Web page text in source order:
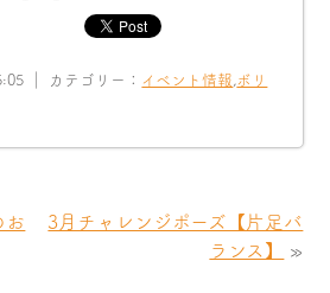
｜ カテゴリー： イベント情報 ,ボリ
お
3月チャレンジポーズ【片足バ
ランス】
»